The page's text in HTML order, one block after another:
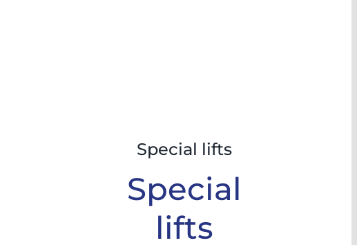
Special lifts
Special
lifts